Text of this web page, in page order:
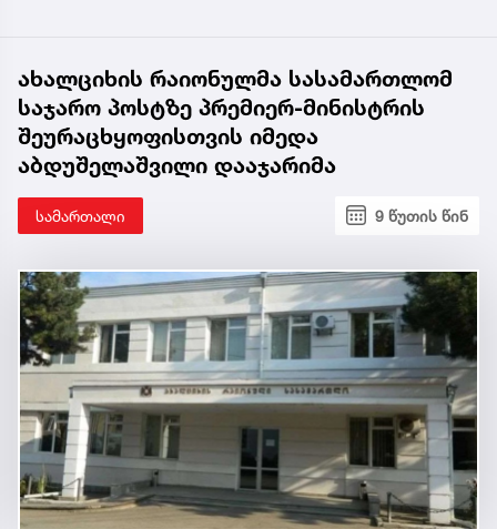
ახალციხის რაიონულმა სასამართლომ
საჯარო პოსტზე პრემიერ-მინისტრის
შეურაცხყოფისთვის იმედა
აბდუშელაშვილი დააჯარიმა
სამართალი 9 წუთის წინ